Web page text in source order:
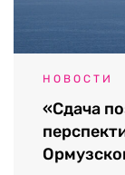
НОВОСТИ
«Сдача